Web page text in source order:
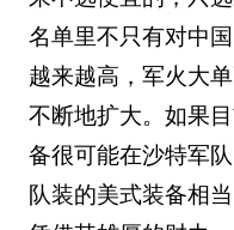
名单里不只有对中
越来越高，军火大
不断地扩大。如果
备很可能在沙特军
队装的美式装备相